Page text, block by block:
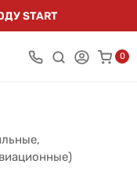
START
0